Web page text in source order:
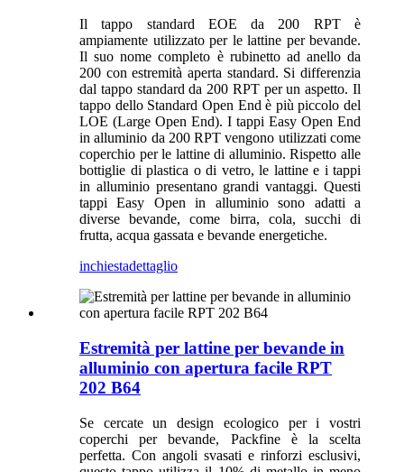
Il tappo standard EOE da 200 RPT è
ampiamente utilizzato per le lattine per bevande.
Il suo nome completo è rubinetto ad anello da
200 con estremità aperta standard. Si differenzia
dal tappo standard da 200 RPT per un aspetto. Il
tappo dello Standard Open End è più piccolo del
LOE (Large Open End). I tappi Easy Open End
in alluminio da 200 RPT vengono utilizzati come
coperchio per le lattine di alluminio. Rispetto alle
bottiglie di plastica o di vetro, le lattine e i tappi
in alluminio presentano grandi vantaggi. Questi
tappi Easy Open in alluminio sono adatti a
diverse bevande, come birra, cola, succhi di
frutta, acqua gassata e bevande energetiche.
inchiestadettaglio
Estremità per lattine per bevande in
alluminio con apertura facile RPT
202 B64
Se cercate un design ecologico per i vostri
coperchi per bevande, Packfine è la scelta
perfetta. Con angoli svasati e rinforzi esclusivi,